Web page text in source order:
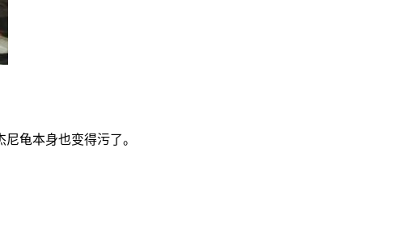
龟本身也变得污了。